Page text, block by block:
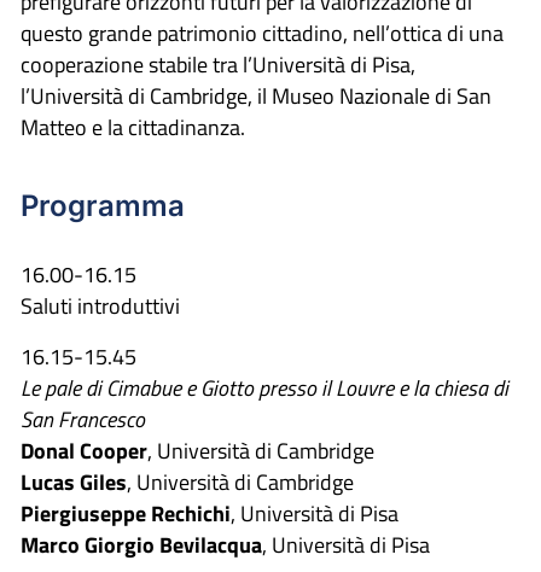
questo grande patrimonio cittadino, nell’ottica di una
cooperazione stabile tra l’Università di Pisa,
l’Università di Cambridge, il Museo Nazionale di San
Matteo e la cittadinanza.
Programma
16.00-16.15
Saluti introduttivi
16.15-15.45
Le pale di Cimabue e Giotto presso il Louvre e la chiesa di
San Francesco
Donal Cooper, Università di Cambridge
Lucas Giles, Università di Cambridge
Piergiuseppe Rechichi, Università di Pisa
Marco Giorgio Bevilacqua, Università di Pisa